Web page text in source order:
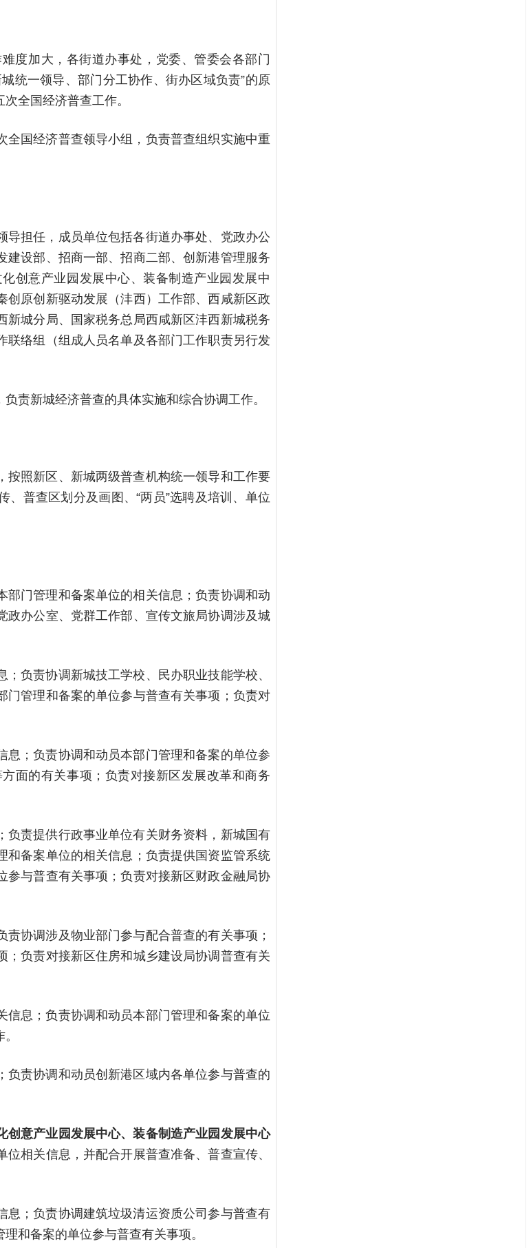
度加大，各街道办事处，党委、管委会各部门
统一领导、部门分工协作、街办区域负责”的原
全国经济普查工作。
国经济普查领导小组，负责普查组织实施中重
担任，成员单位包括各街道办事处、党政办公
设部、招商一部、招商二部、创新港管理服务
创意产业园发展中心、装备制造产业园发展中
原创新驱动发展（沣西）工作部、西咸新区政
城分局、国家税务总局西咸新区沣西新城税务
联络组（组成人员名单及各部门工作职责另行发
责新城经济普查的具体实施和综合协调工作。
照新区、新城两级普查机构统一领导和工作要
普查区划分及画图、“两员”选聘及培训、单位
门管理和备案单位的相关信息；负责协调和动
政办公室、党群工作部、宣传文旅局协调涉及城
负责协调新城技工学校、民办职业技能学校、
门管理和备案的单位参与普查有关事项；负责对
息；负责协调和动员本部门管理和备案的单位参
面的有关事项；负责对接新区发展改革和商务
责提供行政事业单位有关财务资料，新城国有
备案单位的相关信息；负责提供国资监管系统
与普查有关事项；负责对接新区财政金融局协
协调涉及物业部门参与配合普查的有关事项；
负责对接新区住房和城乡建设局协调普查有关
信息；负责协调和动员本部门管理和备案的单位
负责协调和动员创新港区域内各单位参与普查的
创意产业园发展中心、装备制造产业园发展中心
相关信息，并配合开展普查准备、普查宣传、
息；负责协调建筑垃圾清运资质公司参与普查有
和备案的单位参与普查有关事项。